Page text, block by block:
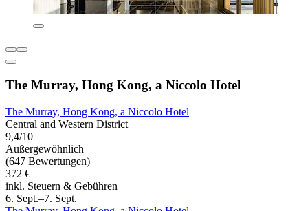
The Murray, Hong Kong, a Niccolo Hotel
The Murray, Hong Kong, a Niccolo Hotel
Central and Western District
9,4/10
Außergewöhnlich
(647 Bewertungen)
372 €
inkl. Steuern & Gebühren
6. Sept.–7. Sept.